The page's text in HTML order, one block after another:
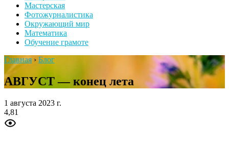
Мастерская
Фотожурналистика
Окружающий мир
Математика
Обучение грамоте
Главная › Блог
АВГУСТ — конец лета
1 августа 2023 г.
4,81